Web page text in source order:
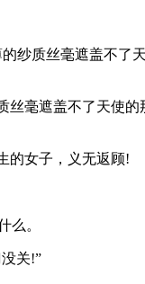
纱质丝毫遮盖不了
毫遮盖不了天使
的女子，义无返顾!
么。
关!”